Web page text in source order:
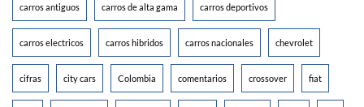
carros antiguos carros de alta gama carros deportivos
carros electricos carros hibridos carros nacionales chevrolet
cifras city cars Colombia comentarios crossover fiat